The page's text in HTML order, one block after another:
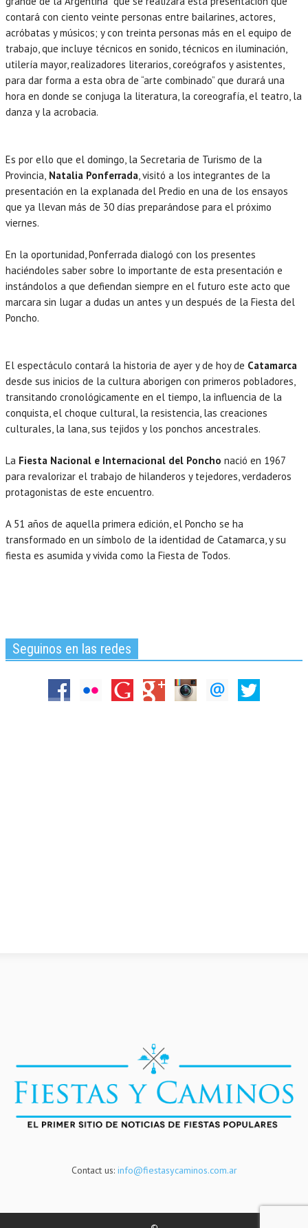
contará con ciento veinte personas entre bailarines, actores,
acróbatas y músicos; y con treinta personas más en el equipo de
trabajo, que incluye técnicos en sonido, técnicos en iluminación,
utilería mayor, realizadores literarios, coreógrafos y asistentes,
para dar forma a esta obra de “arte combinado” que durará una
hora en donde se conjuga la literatura, la coreografía, el teatro, la
danza y la acrobacia.
Es por ello que el domingo, la Secretaria de Turismo de la
Provincia, Natalia Ponferrada, visitó a los integrantes de la
presentación en la explanada del Predio en una de los ensayos
que ya llevan más de 30 días preparándose para el próximo
viernes.
En la oportunidad, Ponferrada dialogó con los presentes
haciéndoles saber sobre lo importante de esta presentación e
instándolos a que defiendan siempre en el futuro este acto que
marcara sin lugar a dudas un antes y un después de la Fiesta del
Poncho.
El espectáculo contará la historia de ayer y de hoy de Catamarca
desde sus inicios de la cultura aborigen con primeros pobladores,
transitando cronológicamente en el tiempo, la influencia de la
conquista, el choque cultural, la resistencia, las creaciones
culturales, la lana, sus tejidos y los ponchos ancestrales.
La Fiesta Nacional e Internacional del Poncho nació en 1967
para revalorizar el trabajo de hilanderos y tejedores, verdaderos
protagonistas de este encuentro.
A 51 años de aquella primera edición, el Poncho se ha
transformado en un símbolo de la identidad de Catamarca, y su
fiesta es asumida y vivida como la Fiesta de Todos.
Seguinos en las redes
Contact us: info@fiestasycaminos.com.ar